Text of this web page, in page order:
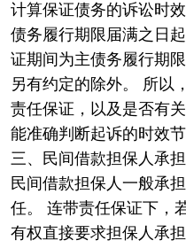
计算保证债务的诉讼时
债务履行期限届满之日
证期间为主债务履行期
另有约定的除外。 所以
责任保证，以及是否有
能准确判断起诉的时效节
三、民间借款担保人承
民间借款担保人一般承
任。 连带责任保证下，
有权直接要求担保人承